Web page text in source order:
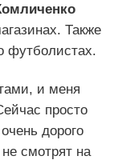
Также
футболистах.
и меня
просто
дорого
смотрят на